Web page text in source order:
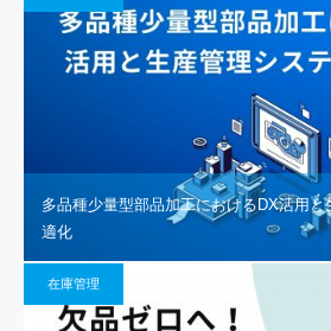
多品種少量型部品加工におけるDX活用
適化
在庫管理